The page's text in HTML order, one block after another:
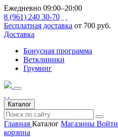
Ежедневно 09:00–20:00
8 (961) 240 30-70
Бесплатная доставка от 700 руб.
Доставка
Бонусная программа
Ветклиники
Груминг
Каталог
Главная Каталог Магазины Войти
корзина